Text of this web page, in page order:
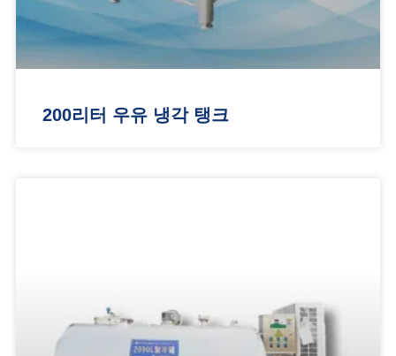
200리터 우유 냉각 탱크